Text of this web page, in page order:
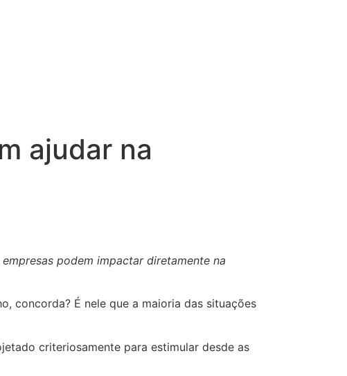
ajudar na
podem impactar diretamente na
concorda? É nele que a maioria das situações
criteriosamente para estimular desde as